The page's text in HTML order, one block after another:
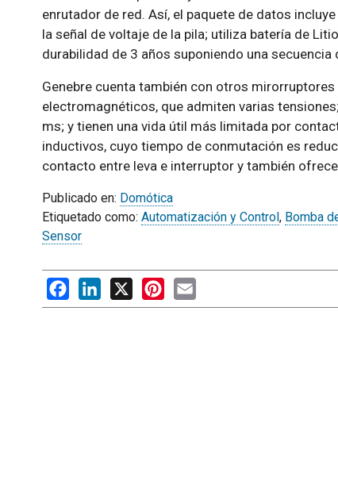
enrutador de red. Así, el paquete de datos
la señal de voltaje de la pila; utiliza batería de
durabilidad de 3 años suponiendo una
Genebre cuenta también con otros
electromagnéticos, que admiten varias
ms; y tienen una vida útil más limitada por
inductivos, cuyo tiempo de conmutación es
contacto entre leva e interruptor y también
Publicado en: Domótica
Etiquetado como: Automatización y Control, Bomba
Sensor
FacebookLinkedIn
X PinterestEmail